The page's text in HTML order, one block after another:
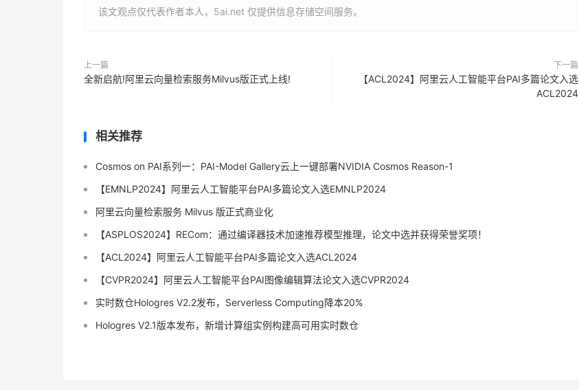
该文观点仅代表作者本人，5ai.net 仅提供信息存储空间服务。
上一篇
全新启航!阿里云向量检索服务Milvus版正式上线!
下一篇
【ACL2024】阿里云人工智能平台PAI多篇论文入选
ACL2024
相关推荐
Cosmos on PAI系列一：PAI-Model Gallery云上一键部署NVIDIA Cosmos Reason-1
【EMNLP2024】阿里云人工智能平台PAI多篇论文入选EMNLP2024
阿里云向量检索服务 Milvus 版正式商业化
【ASPLOS2024】RECom：通过编译器技术加速推荐模型推理，论文中选并获得荣誉奖项！
【ACL2024】阿里云人工智能平台PAI多篇论文入选ACL2024
【CVPR2024】阿里云人工智能平台PAI图像编辑算法论文入选CVPR2024
实时数仓Hologres V2.2发布，Serverless Computing降本20%
Hologres V2.1版本发布，新增计算组实例构建高可用实时数仓